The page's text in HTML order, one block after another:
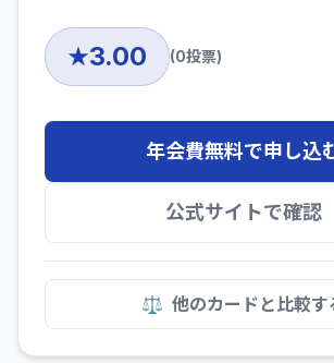
★3.00 (0投票)
年会費無料で申し込
公式サイトで確認
⚖️ 他のカードと比較す